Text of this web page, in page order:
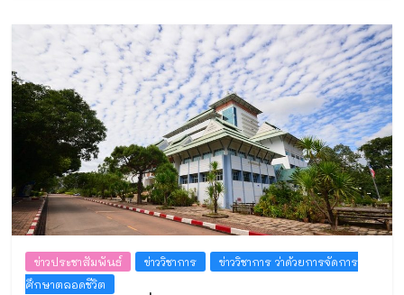
ข่าวประชาสัมพันธ์ ข่าววิชาการ
ข่าววิชาการ ว่าด้วยการจัดการ
ศึกษาตลอดชีวิต